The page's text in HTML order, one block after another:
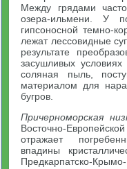
Между грядами
озера-ильмени. У
гипсоносной темно-
лежат лессовидные
результате
засушливых
соляная пыль,
материалом для
бугров.
Причерноморская
Восточно-
отражает
впадины
Предкарпатско-Крымо-